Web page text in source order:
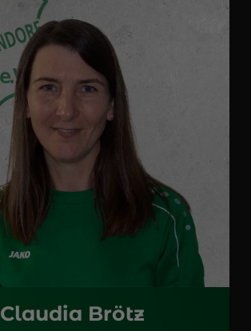
Claudia Brötz